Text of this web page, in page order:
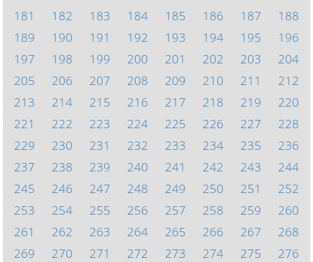
181
182 183 184 185 186 187
188
189
190 191 192 193 194 195
196
197
198 199 200 201 202 203
204
205
206 207 208 209 210 211
212
213
214 215 216 217 218 219
220
221
222 223 224 225 226 227
228
229
230 231 232 233 234 235
236
237
238 239 240 241 242 243
244
245
246 247 248 249 250 251
252
253
254 255 256 257 258 259
260
261
262 263 264 265 266 267
268
269
270 271 272 273 274 275
276